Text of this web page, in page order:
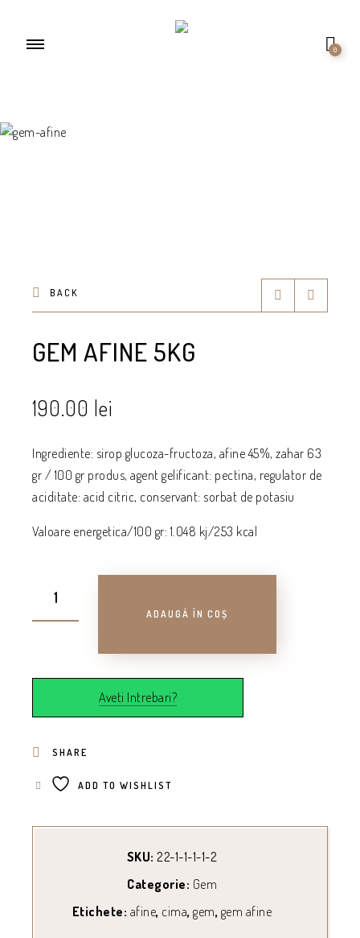
0
BACK
GEM AFINE 5KG
190.00 lei
Ingrediente: sirop glucoza-fructoza, afine 45%, zahar 63
gr / 100 gr produs, agent gelificant: pectina, regulator de
aciditate: acid citric, conservant: sorbat de potasiu
Valoare energetica/100 gr: 1.048 kj/253 kcal
ADAUGĂ ÎN COȘ
Aveti Intrebari?
SHARE
ADD TO WISHLIST
SKU:22-1-1-1-1-2
Categorie: Gem
Etichete: afine, cima,gem, gem afine